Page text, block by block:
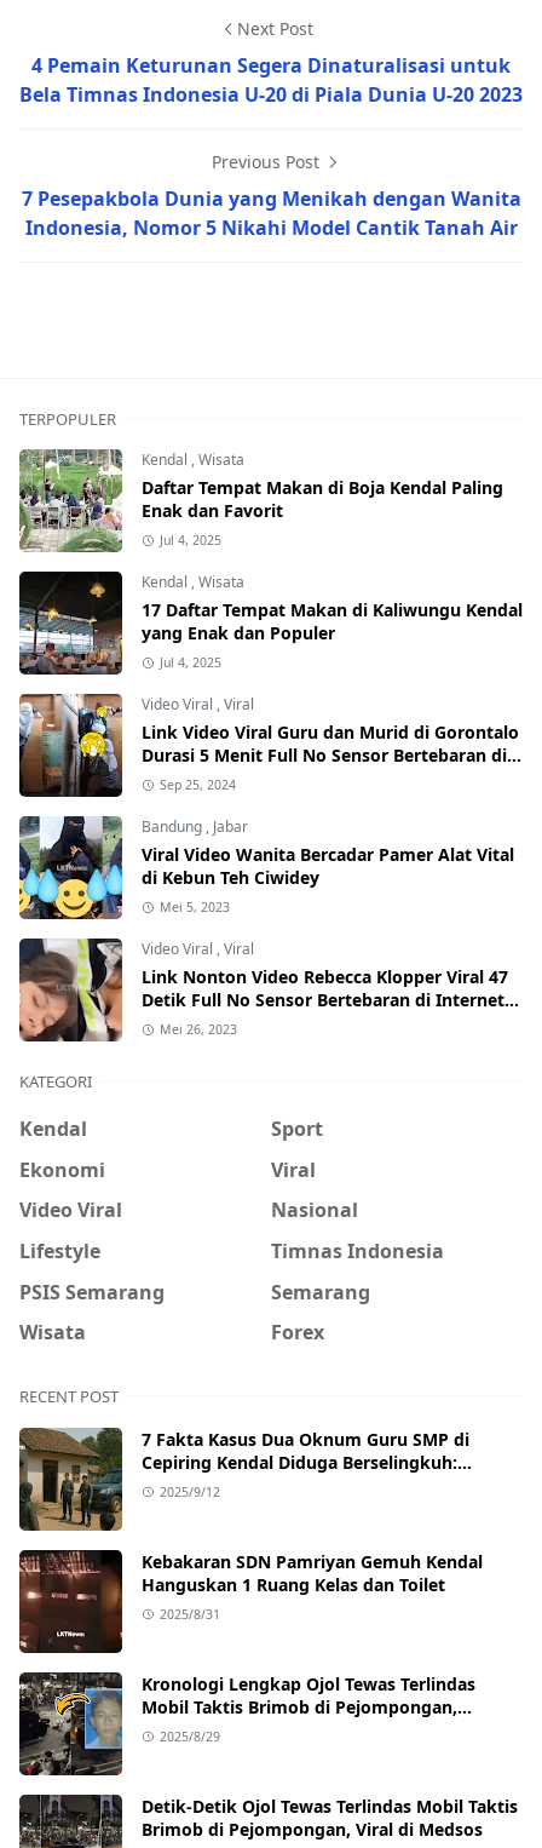
Next Post
4 Pemain Keturunan Segera Dinaturalisasi untuk
Bela Timnas Indonesia U-20 di Piala Dunia U-20 2023
Previous Post
7 Pesepakbola Dunia yang Menikah dengan Wanita
Indonesia, Nomor 5 Nikahi Model Cantik Tanah Air
TERPOPULER
Kendal ,Wisata
Daftar Tempat Makan di Boja Kendal Paling
Enak dan Favorit
Jul 4, 2025
Kendal ,Wisata
17 Daftar Tempat Makan di Kaliwungu Kendal
yang Enak dan Populer
Jul 4, 2025
Video Viral ,Viral
Link Video Viral Guru dan Murid di Gorontalo
Durasi 5 Menit Full No Sensor Bertebaran di
Internet, Hati-Hati Phising!
Sep 25, 2024
Bandung , Jabar
Viral Video Wanita Bercadar Pamer Alat Vital
di Kebun Teh Ciwidey
Mei 5, 2023
Video Viral ,Viral
Link Nonton Video Rebecca Klopper Viral 47
Detik Full No Sensor Bertebaran di Internet,
Hati-Hati Phising!
Mei 26, 2023
KATEGORI
Kendal
Sport
Ekonomi
Viral
Video Viral
Nasional
Lifestyle
Timnas Indonesia
PSIS Semarang
Semarang
Wisata
Forex
RECENT POST
7 Fakta Kasus Dua Oknum Guru SMP di
Cepiring Kendal Diduga Berselingkuh:
Kronologi, Pengakuan, hingga Sanksi
2025/9/12
Kebakaran SDN Pamriyan Gemuh Kendal
Hanguskan 1 Ruang Kelas dan Toilet
2025/8/31
Kronologi Lengkap Ojol Tewas Terlindas
Mobil Taktis Brimob di Pejompongan,
Ternyata Sedang Antar Orderan
2025/8/29
Detik-Detik Ojol Tewas Terlindas Mobil Taktis
Brimob di Pejompongan, Viral di Medsos